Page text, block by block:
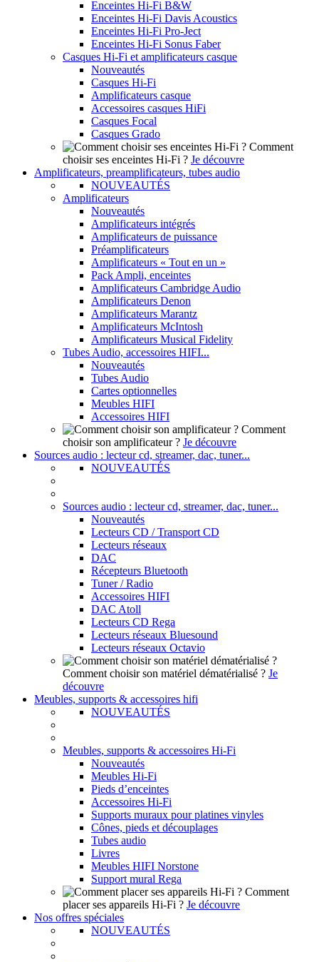
Enceintes Hi-Fi B&W
Enceintes Hi-Fi Davis Acoustics
Enceintes Hi-Fi Pro-Ject
Enceintes Hi-Fi Sonus Faber
Casques Hi-Fi et amplificateurs casque
Nouveautés
Casques Hi-Fi
Amplificateurs casque
Accessoires casques HiFi
Casques Focal
Casques Grado
Comment
choisir ses enceintes Hi-Fi ? Je découvre
Amplificateurs, preamplificateurs, tubes audio
NOUVEAUTÉS
Amplificateurs
Nouveautés
Amplificateurs intégrés
Amplificateurs de puissance
Préamplificateurs
Amplificateurs « Tout en un »
Pack Ampli, enceintes
Amplificateurs Cambridge Audio
Amplificateurs Denon
Amplificateurs Marantz
Amplificateurs McIntosh
Amplificateurs Musical Fidelity
Tubes Audio, accessoires HIFI...
Nouveautés
Tubes Audio
Cartes optionnelles
Meubles HIFI
Accessoires HIFI
Comment
choisir son amplificateur ? Je découvre
Sources audio : lecteur cd, streamer, dac, tuner...
NOUVEAUTÉS
Sources audio : lecteur cd, streamer, dac, tuner...
Nouveautés
Lecteurs CD / Transport CD
Lecteurs réseaux
DAC
Récepteurs Bluetooth
Tuner / Radio
Accessoires HIFI
DAC Atoll
Lecteurs CD Rega
Lecteurs réseaux Bluesound
Lecteurs réseaux Octavio
Comment choisir son matériel dématérialisé ? Je
découvre
Meubles, supports & accessoires hifi
NOUVEAUTÉS
Meubles, supports & accessoires Hi-Fi
Nouveautés
Meubles Hi-Fi
Pieds d’enceintes
Accessoires Hi-Fi
Supports muraux pour platines vinyles
Cônes, pieds et découplages
Tubes audio
Livres
Meubles HIFI Norstone
Support mural Rega
Comment
placer ses appareils Hi-Fi ? Je découvre
Nos offres spéciales
NOUVEAUTÉS